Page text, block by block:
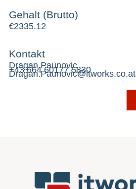
Gehalt (Brutto)
€2335.12
Kontakt
Dragan Paunovic
+43 664 60177 5830
Dragan.Paunovic@itworks.co.at